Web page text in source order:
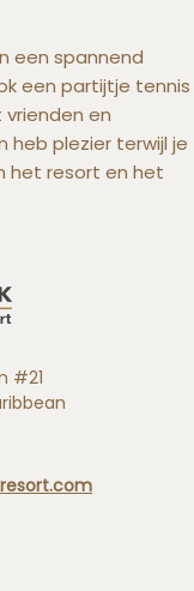
een spannend
een partijtje tennis
en
heb plezier terwijl je
het resort en het
#21